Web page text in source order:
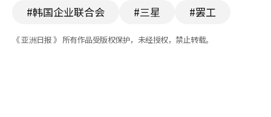
#韩国企业联合会 #三星 #罢工
《 亚洲日报 》 所有作品受版权保护，未经授权，禁止转载。